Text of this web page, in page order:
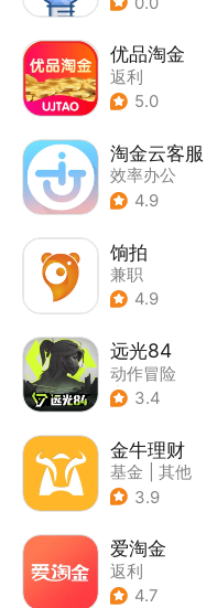
优品淘金
返利
5.0
淘金云客服
效率办公
4.9
饷拍
兼职
4.9
远光84
动作冒险
| 第一人称射击
3.4
金牛理财
基金
其他
3.9
爱淘金
返利
4.7